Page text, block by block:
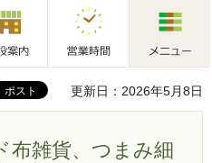
案内 営業時間
更新日：2026年5月8日
雑貨、つまみ細